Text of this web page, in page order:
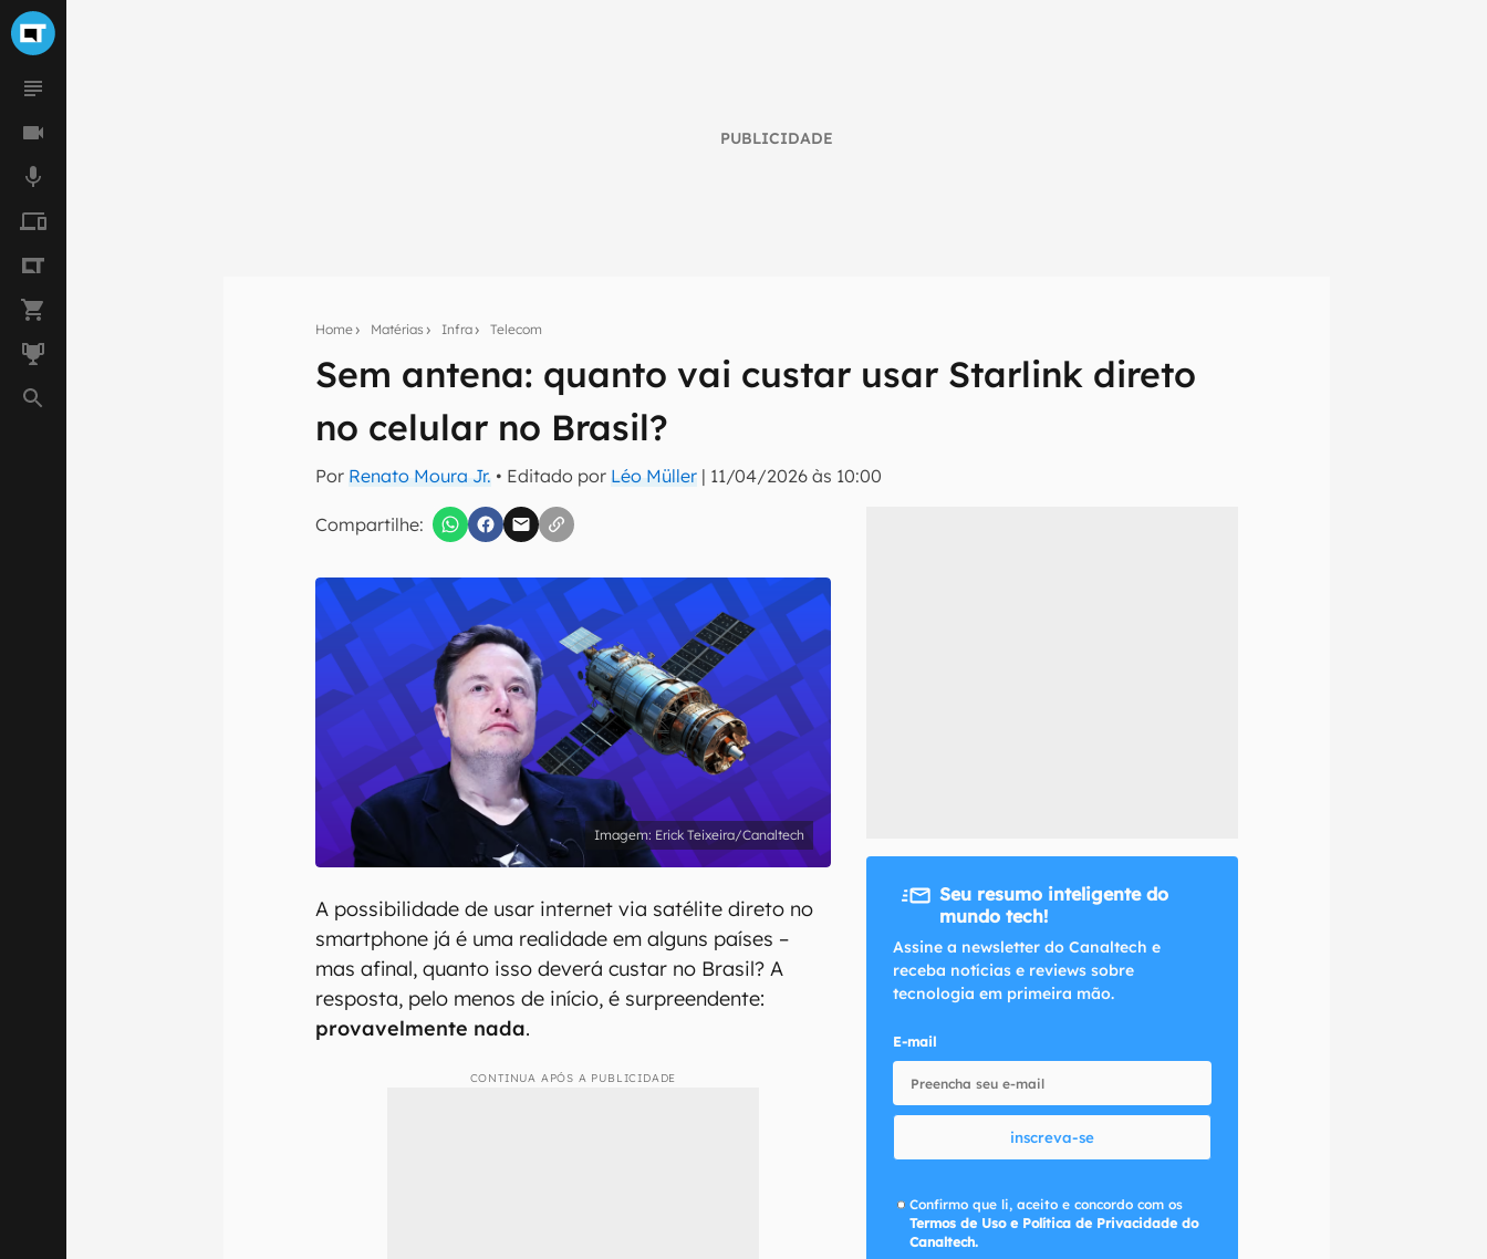
PUBLICIDADE
Home Matérias Infra Telecom
Sem antena: quanto vai custar usar Starlink direto
no celular no Brasil?
Por Renato Moura Jr. • Editado por Léo Müller | 11/04/2026 às 10:00
Compartilhe:
Seu resumo inteligente do mundo tech!
Assine a newsletter do Canaltech e receba notícias e reviews sobre tecnologia em primeira
inscreva-se
Confirmo que li, aceito e concordo com os Termos de Uso e Política de Privacidade do Canaltech.
Erick Teixeira/Canaltech
A possibilidade de usar internet via satélite direto no
smartphone já é uma realidade em alguns países –
mas afinal, quanto isso deverá custar no Brasil? A
resposta, pelo menos de início, é surpreendente:
provavelmente nada.
CONTINUA APÓS A PUBLICIDADE
Seu resumo inteligente do
mundo tech!
Assine a newsletter do Canaltech e
receba notícias e reviews sobre
tecnologia em primeira mão.
E-mail
inscreva-se
Confirmo que li, aceito e concordo com os
Termos de Uso e Política de Privacidade do
Canaltech.